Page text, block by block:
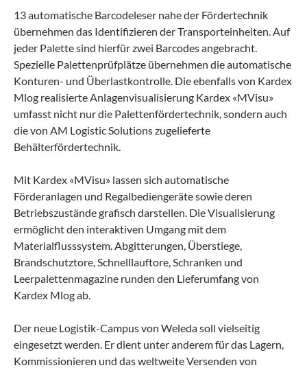
13 automatische Barcodeleser nahe der Fördertechnik
übernehmen das Identifizieren der Transporteinheiten. Auf
jeder Palette sind hierfür zwei Barcodes angebracht.
Spezielle Palettenprüfplätze übernehmen die automatische
Konturen- und Überlastkontrolle. Die ebenfalls von Kardex
Mlog realisierte Anlagenvisualisierung Kardex «MVisu»
umfasst nicht nur die Palettenfördertechnik, sondern auch
die von AM Logistic Solutions zugelieferte
Behälterfördertechnik.
Mit Kardex «MVisu» lassen sich automatische
Förderanlagen und Regalbediengeräte sowie deren
Betriebszustände grafisch darstellen. Die Visualisierung
ermöglicht den interaktiven Umgang mit dem
Materialflusssystem. Abgitterungen, Überstiege,
Brandschutztore, Schnelllauftore, Schranken und
Leerpalettenmagazine runden den Lieferumfang von
Kardex Mlog ab.
Der neue Logistik-Campus von Weleda soll vielseitig
eingesetzt werden. Er dient unter anderem für das Lagern,
Kommissionieren und das weltweite Versenden von